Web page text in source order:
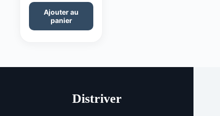
Ajouter au
panier
Distriver